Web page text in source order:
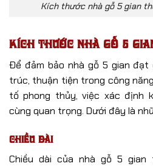
Kích thước nhà gỗ 5 gian
Kích thước nhà gỗ 5
Để đảm bảo nhà gỗ 5 gian
trúc, thuận tiện trong công
tố phong thủy, việc xác định
cùng quan trọng. Dưới đây là
Chiều dài
Chiều dài của nhà gỗ 5